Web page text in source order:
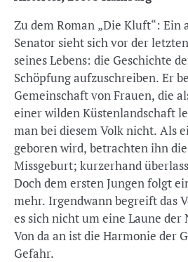
Zu dem Roman „Die Kluft“:
Senator sieht sich vor der
seines Lebens: die Geschichte
Schöpfung aufzuschreiben. Er
Gemeinschaft von Frauen, die
einer wilden Küstenlandschaft
man bei diesem Volk nicht. Als
geboren wird, betrachten ihn
Missgeburt; kurzerhand
Doch dem ersten Jungen folgt
mehr. Irgendwann begreift das
es sich nicht um eine Laune
Von da an ist die Harmonie der
Gefahr.